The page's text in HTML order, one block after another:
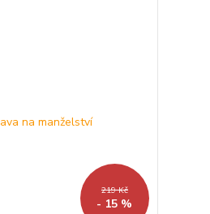
219 Kč
- 15 %